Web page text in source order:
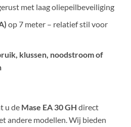
met laag oliepeilbeveiliging
op 7 meter – relatief stil voor
klussen, noodstroom of
u de Mase EA 30 GH direct
andere modellen. Wij bieden